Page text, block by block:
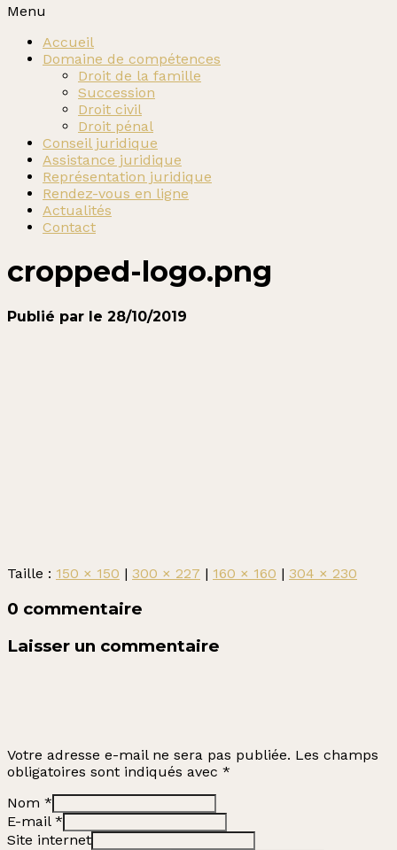
Menu
Accueil
Domaine de compétences
Droit de la famille
Succession
Droit civil
Droit pénal
Conseil juridique
Assistance juridique
Représentation juridique
Rendez-vous en ligne
Actualités
Contact
cropped-logo.png
Publié par le 28/10/2019
Taille : 150 × 150 | 300 × 227 | 160 × 160 | 304 × 230
0 commentaire
Laisser un commentaire
Votre adresse e-mail ne sera pas publiée. Les champs
obligatoires sont indiqués avec *
Nom *
E-mail *
Site internet